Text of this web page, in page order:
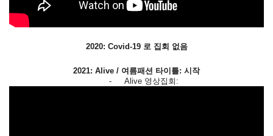
2020: Covid-19 로 집회 없음
2021: Alive / 여름패션 타이틀: 시작
-
Alive 영상집회: